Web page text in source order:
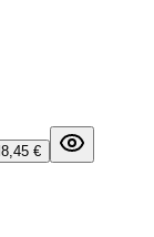
8,45 €